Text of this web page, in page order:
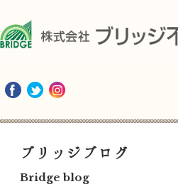
ブリッジブログ
Bridge blog